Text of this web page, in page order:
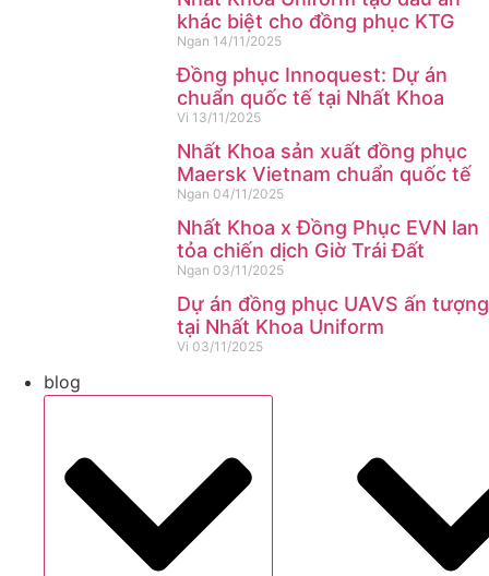
khác biệt cho đồng phục KTG
Ngan 14/11/2025
Đồng phục Innoquest: Dự án
chuẩn quốc tế tại Nhất Khoa
Vi 13/11/2025
Nhất Khoa sản xuất đồng phục
Maersk Vietnam chuẩn quốc tế
Ngan 04/11/2025
Nhất Khoa x Đồng Phục EVN lan
tỏa chiến dịch Giờ Trái Đất
Ngan 03/11/2025
Dự án đồng phục UAVS ấn tượng
tại Nhất Khoa Uniform
Vi 03/11/2025
blog